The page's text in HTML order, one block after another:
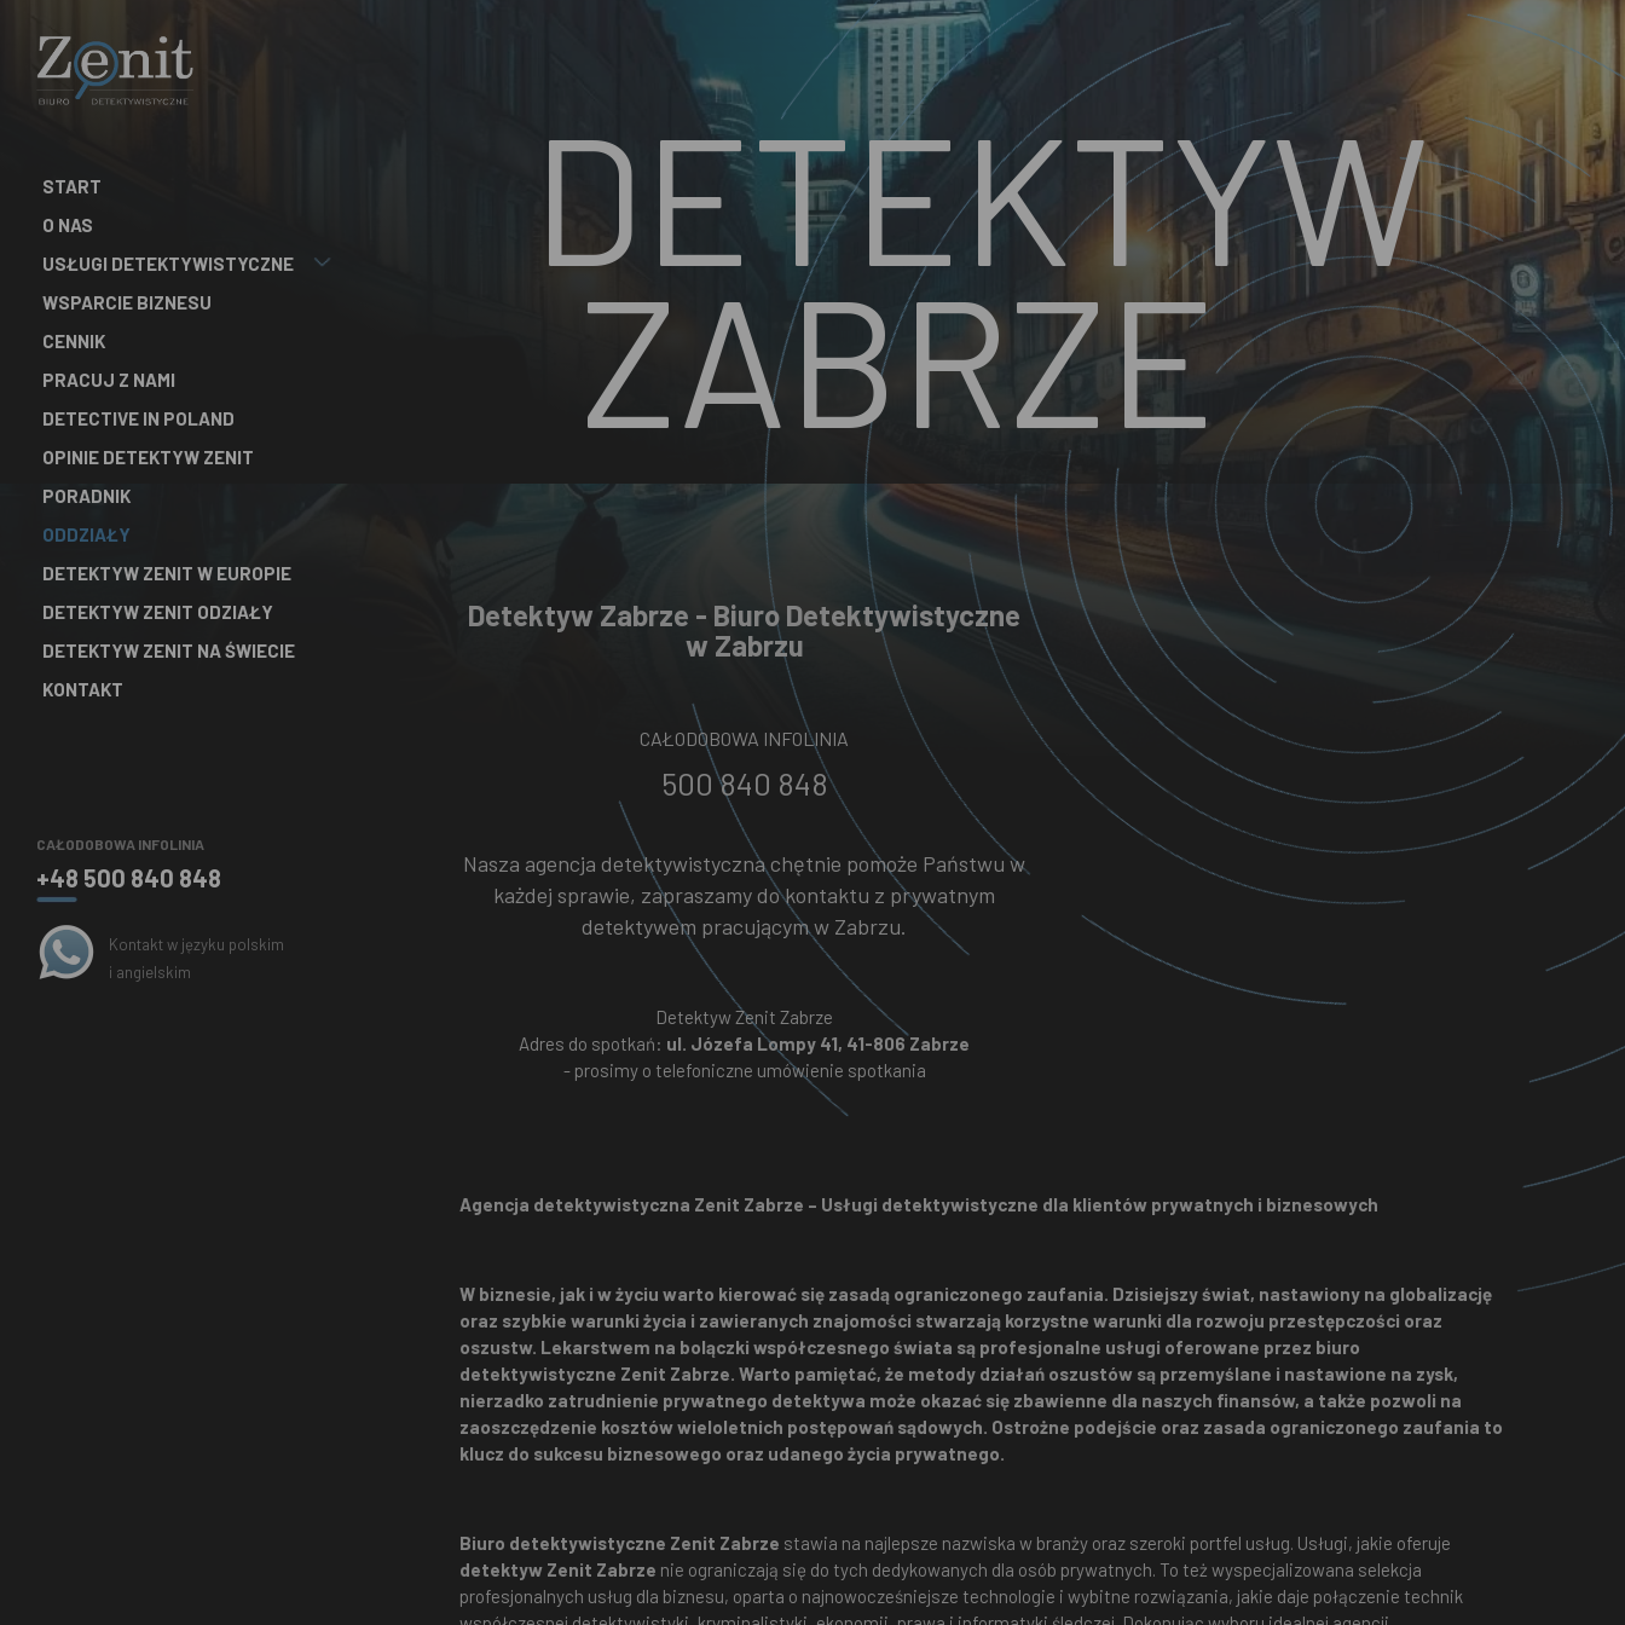
START
O NAS
USŁUGI DETEKTYWISTYCZNE
WSPARCIE BIZNESU
CENNIK
PRACUJ Z NAMI
DETECTIVE IN POLAND
OPINIE DETEKTYW ZENIT
PORADNIK
ODDZIAŁY
DETEKTYW ZENIT W EUROPIE
DETEKTYW ZENIT ODZIAŁY
DETEKTYW ZENIT NA ŚWIECIE
KONTAKT
CAŁODOBOWA INFOLINIA
+48 500 840 848
Kontakt w języku polskim
i angielskim
DETEKTYW
ZABRZE
Detektyw Zabrze - Biuro Detektywistyczne
w Zabrzu
CAŁODOBOWA INFOLINIA
500 840 848
Nasza agencja detektywistyczna chętnie pomoże Państwu w
każdej sprawie, zapraszamy do kontaktu z prywatnym
detektywem pracującym w Zabrzu.
Detektyw Zenit Zabrze
Adres do spotkań: ul. Józefa Lompy 41, 41-806 Zabrze
- prosimy o telefoniczne umówienie spotkania
Agencja detektywistyczna Zenit Zabrze – Usługi detektywistyczne dla klientów prywatnych i biznesowych
W biznesie, jak i w życiu warto kierować się zasadą ograniczonego zaufania. Dzisiejszy świat, nastawiony na globalizację
oraz szybkie warunki życia i zawieranych znajomości stwarzają korzystne warunki dla rozwoju przestępczości oraz
oszustw. Lekarstwem na bolączki współczesnego świata są profesjonalne usługi oferowane przez biuro
detektywistyczne Zenit Zabrze. Warto pamiętać, że metody działań oszustów są przemyślane i nastawione na zysk,
nierzadko zatrudnienie prywatnego detektywa może okazać się zbawienne dla naszych finansów, a także pozwoli na
zaoszczędzenie kosztów wieloletnich postępowań sądowych. Ostrożne podejście oraz zasada ograniczonego zaufania to
klucz do sukcesu biznesowego oraz udanego życia prywatnego.
Biuro detektywistyczne Zenit Zabrze stawia na najlepsze nazwiska w branży oraz szeroki portfel usług. Usługi, jakie oferuje
detektyw Zenit Zabrze nie ograniczają się do tych dedykowanych dla osób prywatnych. To też wyspecjalizowana selekcja
profesjonalnych usług dla biznesu, oparta o najnowocześniejsze technologie i wybitne rozwiązania, jakie daje połączenie technik